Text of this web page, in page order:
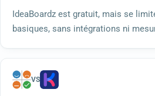
IdeaBoardz est gratuit, mais se
basiques, sans intégrations ni
rétrospectives programmées, des
un hébergement conforme à la
VS